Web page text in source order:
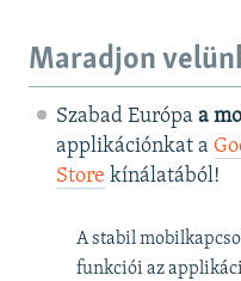
Maradjon
Szabad Európa a
applikációnkat a
Store kínálatából!
A stabil
funkciói az